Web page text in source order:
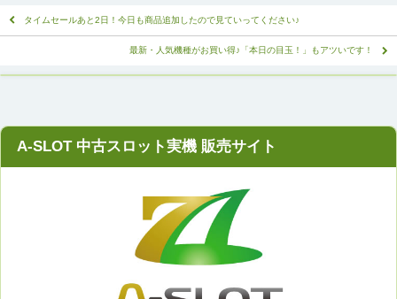
タイムセールあと2日！今日も商品追加したので見ていってください♪
最新・人気機種がお買い得♪「本日の目玉！」もアツいです！
A-SLOT 中古スロット実機 販売サイト